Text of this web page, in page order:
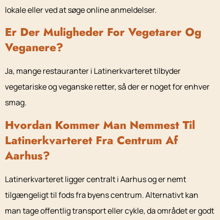
lokale eller ved at søge online anmeldelser.
Er Der Muligheder For Vegetarer Og
Veganere?
Ja, mange restauranter i Latinerkvarteret tilbyder
vegetariske og veganske retter, så der er noget for enhver
smag.
Hvordan Kommer Man Nemmest Til
Latinerkvarteret Fra Centrum Af
Aarhus?
Latinerkvarteret ligger centralt i Aarhus og er nemt
tilgængeligt til fods fra byens centrum. Alternativt kan
man tage offentlig transport eller cykle, da området er godt